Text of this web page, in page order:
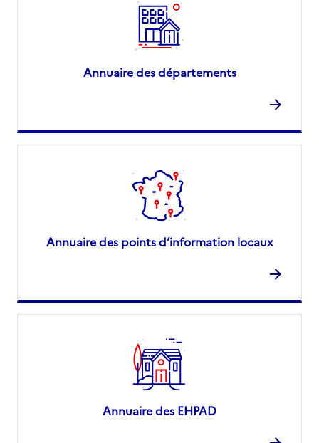
Annuaire des départements
Annuaire des points d’information locaux
Annuaire des EHPAD